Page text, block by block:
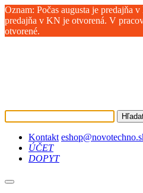
Oznam: Počas augusta je predajňa
predajňa v KN je otvorená. V
otvorené.
Kontakt
ÚČET
DOPYT